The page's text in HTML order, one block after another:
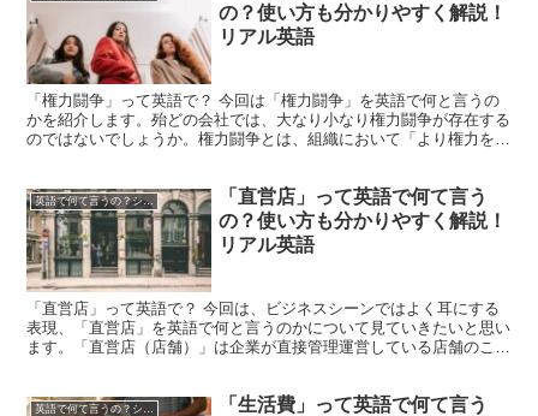
の？使い方も分かりやすく解説！
リアル英語
「権力闘争」って英語で？ 今回は「権力闘争」を英語で何と言うの
かを紹介します。殆どの会社では、大なり小なり権力闘争が存在する
のではないでしょうか。権力闘争とは、組織において「より権力を得
英語で何て言うの？シリーズ
「直営店」って英語で何て言う
の？使い方も分かりやすく解説！
リアル英語
「直営店」って英語で？ 今回は、ビジネスシーンではよく耳にする
表現、「直営店」を英語で何と言うのかについて見ていきたいと思い
ます。「直営店（店舗）」は企業が直接管理運営している店舗のこと
「生活費」って英語で何て言う